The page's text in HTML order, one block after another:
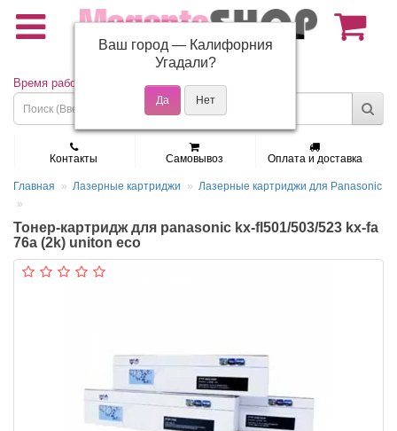
(495) 150-01-37
Время работы: Пн - Пт 9:30 - 19:00
Контакты Самовывоз Оплата и доставка
Главная Лазерные картриджи Лазерные картриджи для Panasonic
Тонер-картридж для panasonic kx-fl501/503/523 kx-fa
76a (2k) uniton eco
Ваш город — Калифорния
Угадали?